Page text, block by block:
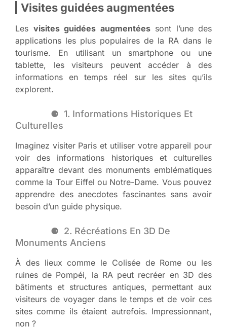
Visites guidées augmentées
Les visites guidées augmentéessont l’une des
applications les plus populaires de la RA dans le
tourisme. En utilisant un smartphone ou une
tablette, les visiteurs peuvent accéder à des
informations en temps réel sur les sites qu’ils
explorent.
1. Informations Historiques Et
Culturelles
Imaginez visiter Paris et utiliser votre appareil pour
voir des informations historiques et culturelles
apparaître devant des monuments emblématiques
comme la Tour Eiffel ou Notre-Dame. Vous pouvez
apprendre des anecdotes fascinantes sans avoir
besoin d’un guide physique.
2. Récréations En 3D De
Monuments Anciens
À des lieux comme le Colisée de Rome ou les
ruines de Pompéi, la RA peut recréer en 3D des
bâtiments et structures antiques, permettant aux
visiteurs de voyager dans le temps et de voir ces
sites comme ils étaient autrefois. Impressionnant,
non ?